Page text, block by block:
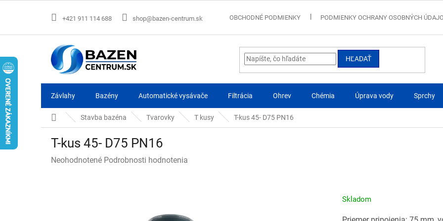
+421 911 114 688 shop@bazen-centrum.sk OBCHODNÉ PODMIENKY PODMIENKY OCHRANY OSOBNÝCH
HĽADAŤ
Závlahy Bazény Automatické vysávače Filtrácia Ohrev Chémia Úprava vody Sprchy
DomovStavba bazéna Tvarovky T kusy T-kus 45- D75 PN16
T-kus 45- D75 PN16
Priemerné
Neohodnotené Podrobnosti hodnotenia
Skladom